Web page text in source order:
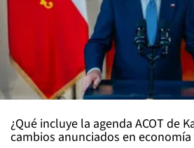
¿Qué incluye la agenda ACOT de
cambios anunciados en